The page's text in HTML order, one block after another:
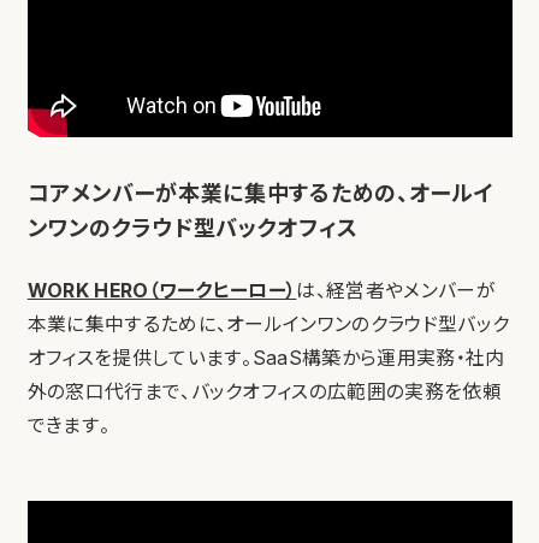
コアメンバーが本業に集中するための、オールイ
ンワンのクラウド型バックオフィス
WORK HERO（ワークヒーロー） は、経営者やメンバーが
本業に集中するために、オールインワンのクラウド型バック
オフィスを提供しています。SaaS構築から運用実務・社内
外の窓口代行まで、バックオフィスの広範囲の実務を依頼
できます。